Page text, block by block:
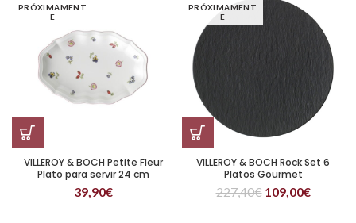
PRÓXIMAMENT
E
VILLEROY & BOCH Petite Fleur
Plato para servir 24 cm
39,90€
PRÓXIMAMENT
E
VILLEROY & BOCH Rock Set 6
Platos Gourmet
227,40€ 109,00€